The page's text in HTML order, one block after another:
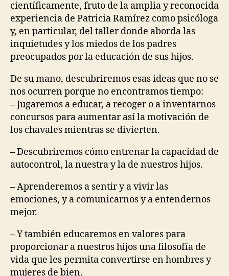
científicamente, fruto de la amplia y reconocida
experiencia de Patricia Ramírez como psicóloga
y, en particular, del taller donde aborda las
inquietudes y los miedos de los padres
preocupados por la educación de sus hijos.
De su mano, descubriremos esas ideas que no se
nos ocurren porque no encontramos tiempo:
–Jugaremos a educar, a recoger o a inventarnos
concursos para aumentar así la motivación de
los chavales mientras se divierten.
–Descubriremos cómo entrenar la capacidad de
autocontrol, la nuestra y la de nuestros hijos.
–Aprenderemos a sentir y a vivir las
emociones, y a comunicarnos y a entendernos
mejor.
–Y también educaremos en valores para
proporcionar a nuestros hijos una filosofía de
vida que les permita convertirse en hombres y
mujeres de bien.